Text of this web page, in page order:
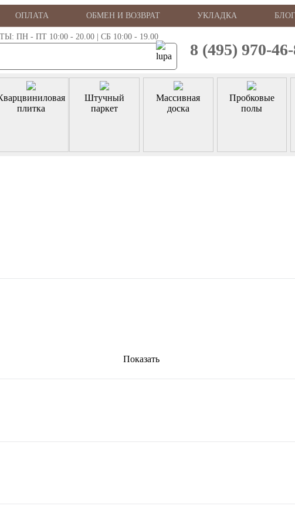
ОПЛАТА ОБМЕН И ВОЗВРАТ УКЛАДКА БЛОГ
ПН - ПТ 10:00 - 20.00 | СБ 10:00 - 19.00
8 (495) 970-
плитка
Штучный
паркет
Массивная
доска
Пробковые
полы
Показать